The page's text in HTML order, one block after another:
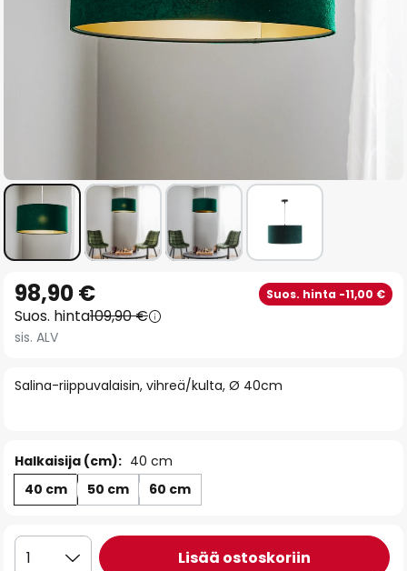
to
the
beginning
the
Salina-riippuvalaisin, vihreä/kulta, Ø 40cm
98,90 € Suos. hinta -11,00 €
Suos. hinta109,90 €
sis. ALV
Halkaisija (cm): 40 cm
40 cm
50 cm 60 cm
1 Lisää ostoskoriin